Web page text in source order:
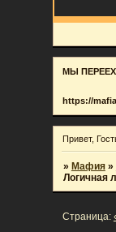
МЫ
https://
Привет,
» Мафия »
Логичная
Страница: